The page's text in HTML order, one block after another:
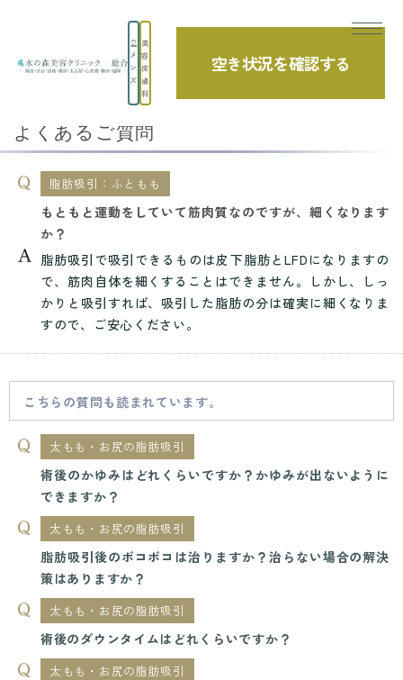
メ
ン
ズ
美
容
皮
膚
科
空き状況を確認する
TOP よくあるご質問 脂肪吸引・痩身
脂肪吸引：ふともも
もともと運動をしていて筋肉質なのですが、...
よくあるご質問
脂肪吸引：ふともも
もともと運動をしていて筋肉質なのですが、細くなります
か？
脂肪吸引で吸引できるものは皮下脂肪とLFDになりますの
で、筋肉自体を細くすることはできません。しかし、しっ
かりと吸引すれば、吸引した脂肪の分は確実に細くなりま
すので、ご安心ください。
こちらの質問も読まれています。
太もも・お尻の脂肪吸引
術後のかゆみはどれくらいですか？かゆみが出ないように
できますか？
太もも・お尻の脂肪吸引
脂肪吸引後のボコボコは治りますか？治らない場合の解決
策はありますか？
太もも・お尻の脂肪吸引
術後のダウンタイムはどれくらいですか？
太もも・お尻の脂肪吸引